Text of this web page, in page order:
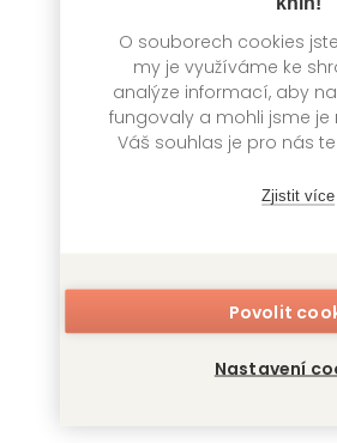
O souborech cookies
my je využíváme ke
analýze informací, aby
fungovaly a mohli jsme je
Váš souhlas je pro nás
Zjistit více
Povolit
Nastavení
A. G.
Poprava
A. G. Smith